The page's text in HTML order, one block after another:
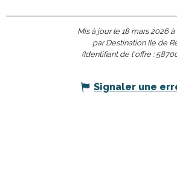
Mis à jour le 18 mars 2026 à
par Destination Ile de
(Identifiant de l'offre :
Signaler une